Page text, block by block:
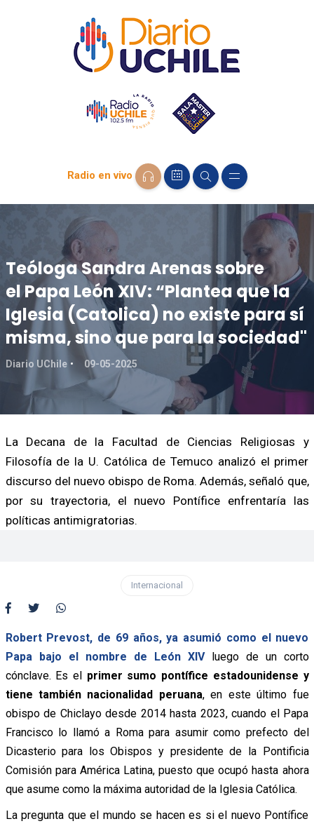
Radio en vivo
Teóloga Sandra Arenas sobre
el Papa León XIV: “Plantea que la
Iglesia (Catolica) no existe para sí
misma, sino que para la sociedad"
Diario UChile 09-05-2025
La Decana de la Facultad de Ciencias Religiosas y
Filosofía de la U. Católica de Temuco analizó el primer
discurso del nuevo obispo de Roma. Además, señaló que,
por su trayectoria, el nuevo Pontífice enfrentaría las
políticas antimigratorias.
Internacional
Robert Prevost, de 69 años, ya asumió como el nuevo
Papa bajo el nombre de León XIVluego de un corto
cónclave. Es el primer sumo pontífice estadounidense y
tiene también nacionalidad peruana, en este último fue
obispo de Chiclayo desde 2014 hasta 2023, cuando el Papa
Francisco lo llamó a Roma para asumir como prefecto del
Dicasterio para los Obispos y presidente de la Pontificia
Comisión para América Latina, puesto que ocupó hasta ahora
que asume como la máxima autoridad de la Iglesia Católica.
La pregunta que el mundo se hacen es si el nuevo Pontífice